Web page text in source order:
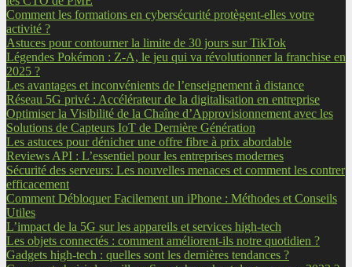
Comment les formations en cybersécurité protègent-elles votre
activité ?
Astuces pour contourner la limite de 30 jours sur TikTok
Légendes Pokémon : Z-A, le jeu qui va révolutionner la franchise en
2025 ?
Les avantages et inconvénients de l’enseignement à distance
Réseau 5G privé : Accélérateur de la digitalisation en entreprise
Optimiser la Visibilité de la Chaîne d’Approvisionnement avec les
Solutions de Capteurs IoT de Dernière Génération
Les astuces pour dénicher une offre fibre à prix abordable
Reviews API : L’essentiel pour les entreprises modernes
Sécurité des serveurs: Les nouvelles menaces et comment les contrer
efficacement
Comment Débloquer Facilement un iPhone : Méthodes et Conseils
Utiles
L’impact de la 5G sur les appareils et services high-tech
Les objets connectés : comment améliorent-ils notre quotidien ?
Gadgets high-tech : quelles sont les dernières tendances ?